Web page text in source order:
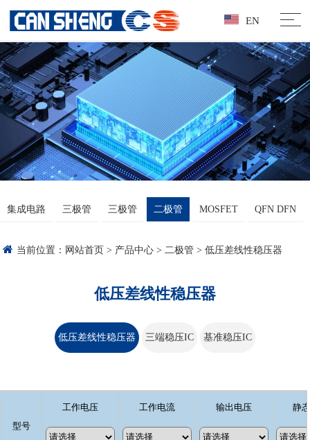
集成电路 三极管 三极管 二极管 MOSFET QFN DFN
当前位置： 网站首页 > 产品中心 >二极管 >低压差线性稳压器
低压差线性稳压器
低压差线性稳压器 三端稳压IC 基准稳压IC
型号
工作电压 工作电流 输出电压 静
EN